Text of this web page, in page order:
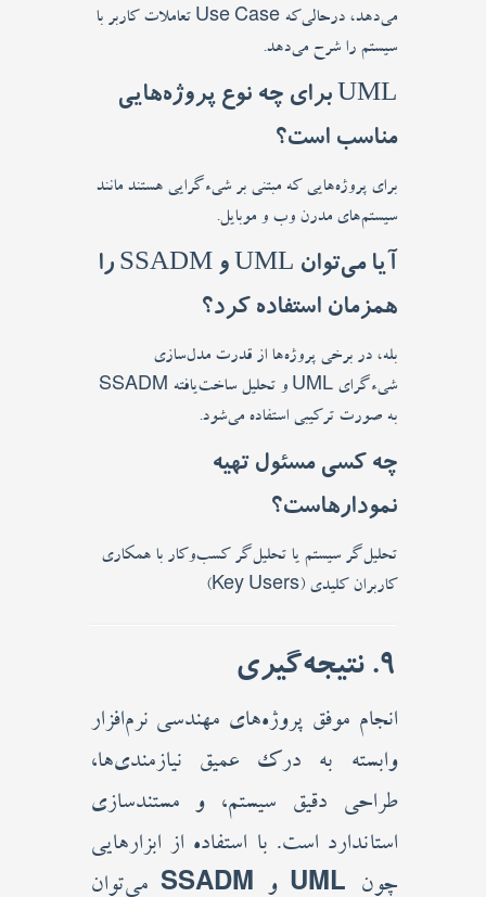
می‌دهد، درحالی‌که Use Case تعاملات کاربر با
سیستم را شرح می‌دهد.
UML برای چه نوع پروژه‌هایی
مناسب است؟
برای پروژه‌هایی که مبتنی بر شی‌ءگرایی هستند مانند
سیستم‌های مدرن وب و موبایل.
آیا می‌توان UML و SSADM را
همزمان استفاده کرد؟
بله، در برخی پروژه‌ها از قدرت مدل‌سازی
شی‌ءگرای UML و تحلیل ساخت‌یافته SSADM
به صورت ترکیبی استفاده می‌شود.
چه کسی مسئول تهیه
نمودارهاست؟
تحلیل‌گر سیستم یا تحلیل‌گر کسب‌وکار با همکاری
کاربران کلیدی (Key Users)
9. نتیجه‌گیری
انجام موفق پروژه‌های مهندسی نرم‌افزار
وابسته به درک عمیق نیازمندی‌ها،
طراحی دقیق سیستم، و مستندسازی
استاندارد است. با استفاده از ابزارهایی
چون UML و SSADM می‌توان